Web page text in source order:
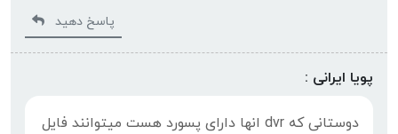
پاسخ دهید
پویا ایرانی :
دوستانی که dvr انها دارای پسورد هست میتوانند فایل